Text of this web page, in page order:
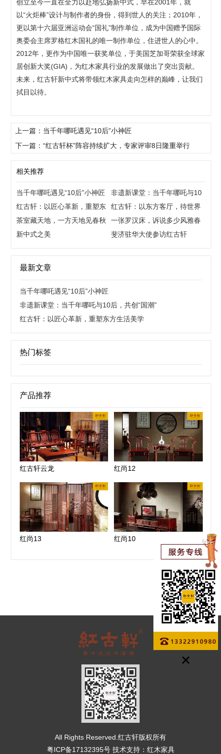
创立至今一直在全力以赴地弘扬新中式，早在2001年，就
以“火炬棒”设计与制作者的身份，得到世人的关注；2010年，
更以第十六届亚洲运动会“国礼”制作单位，成为中国赠予国际
奥委会主席罗格红木国礼的唯一制作单位，住进世人的心中。
2012年，更作为中国唯一获奖单位，于美国芝加哥荣获全球家
居创新大奖(GIA)，为红木家具行业的发展做出了突出贡献。
未来，红古轩新中式将带领红木家具走向怎样的巅峰，让我们
拭目以待。
上一篇：当千年哪吒遇见“10后”小神匠
下一篇：“红古轩杯”阵容持续扩大，专家评审8日隆重举行
相关推荐
当千年哪吒遇见“10后”小神匠
非遗新课堂：当千年哪吒与10
后，共创“国潮”
红古轩：以匠心革新，重塑东
方生活美学
红古轩：以东方客厅，待世界
来宾
茶室藏天地，一方天地见春秋
一张罗汉床，诉说多少风雅春
秋
新中式之美 斐济驻华大使参访红古轩
最新文章
当千年哪吒遇见“10后”小神匠
非遗新课堂：当千年哪吒与10后，共创“国潮”
红古轩：以匠心革新，重塑东方生活美学
热门标签
产品推荐
红古轩云龙 红尚12
红尚13 红尚10
All Rights Reserved.红古轩版权所有
粤ICP备17132395号技术支持： 红木家具